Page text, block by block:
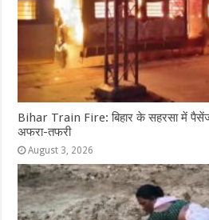
Bihar Train Fire: बिहार के सहरसा में
अफरा-तफरी
August 3, 2026